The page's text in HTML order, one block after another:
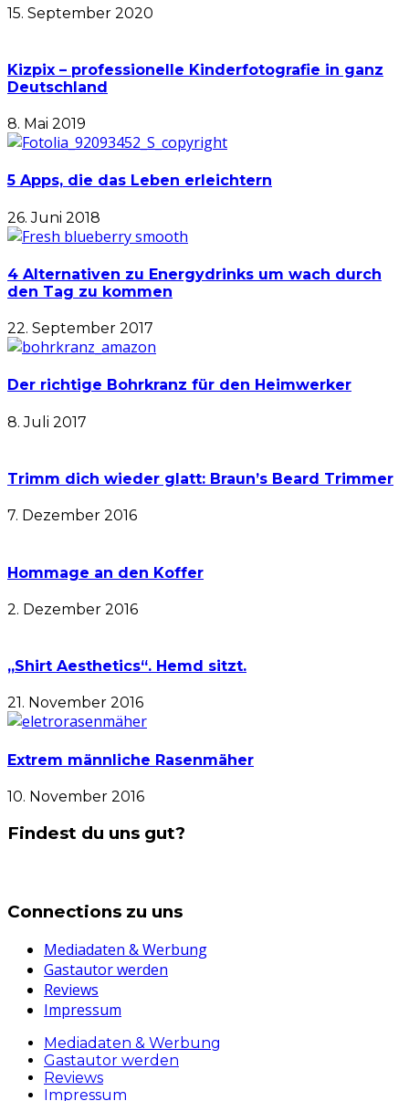
15. September 2020
Kizpix – professionelle Kinderfotografie in ganz
Deutschland
8. Mai 2019
5 Apps, die das Leben erleichtern
26. Juni 2018
4 Alternativen zu Energydrinks um wach durch
den Tag zu kommen
22. September 2017
Der richtige Bohrkranz für den Heimwerker
8. Juli 2017
Trimm dich wieder glatt: Braun’s Beard Trimmer
7. Dezember 2016
Hommage an den Koffer
2. Dezember 2016
„Shirt Aesthetics“. Hemd sitzt.
21. November 2016
Extrem männliche Rasenmäher
10. November 2016
Findest du uns gut?
Connections zu uns
Mediadaten & Werbung
Gastautor werden
Reviews
Impressum
Mediadaten & Werbung
Gastautor werden
Reviews
Impressum